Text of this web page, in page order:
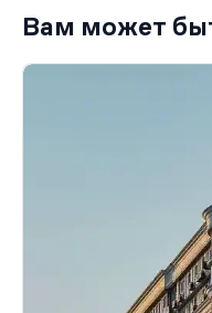
Вам может